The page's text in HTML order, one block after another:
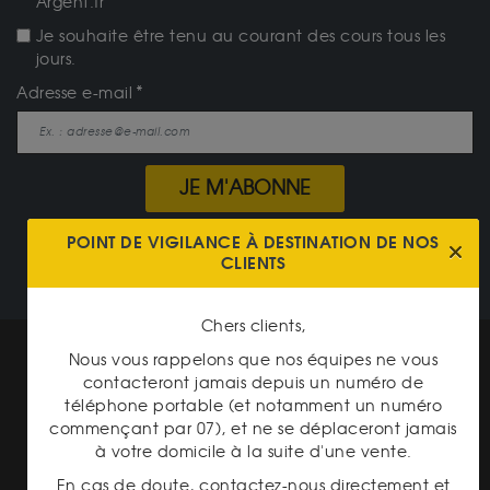
Je souhaite être tenu au courant des cours tous les
jours.
Adresse e-mail
JE M'ABONNE
NOTRE CATALOGUE
Mentions légales
CGV Gardienor
Cookies
POINT DE VIGILANCE À DESTINATION DE NOS
CLIENTS
Chers clients,
Nous vous rappelons que nos équipes ne vous
contacteront jamais depuis un numéro de
téléphone portable (et notamment un numéro
commençant par 07), et ne se déplaceront jamais
à votre domicile à la suite d'une vente.
En cas de doute, contactez-nous directement et